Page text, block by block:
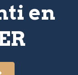
en